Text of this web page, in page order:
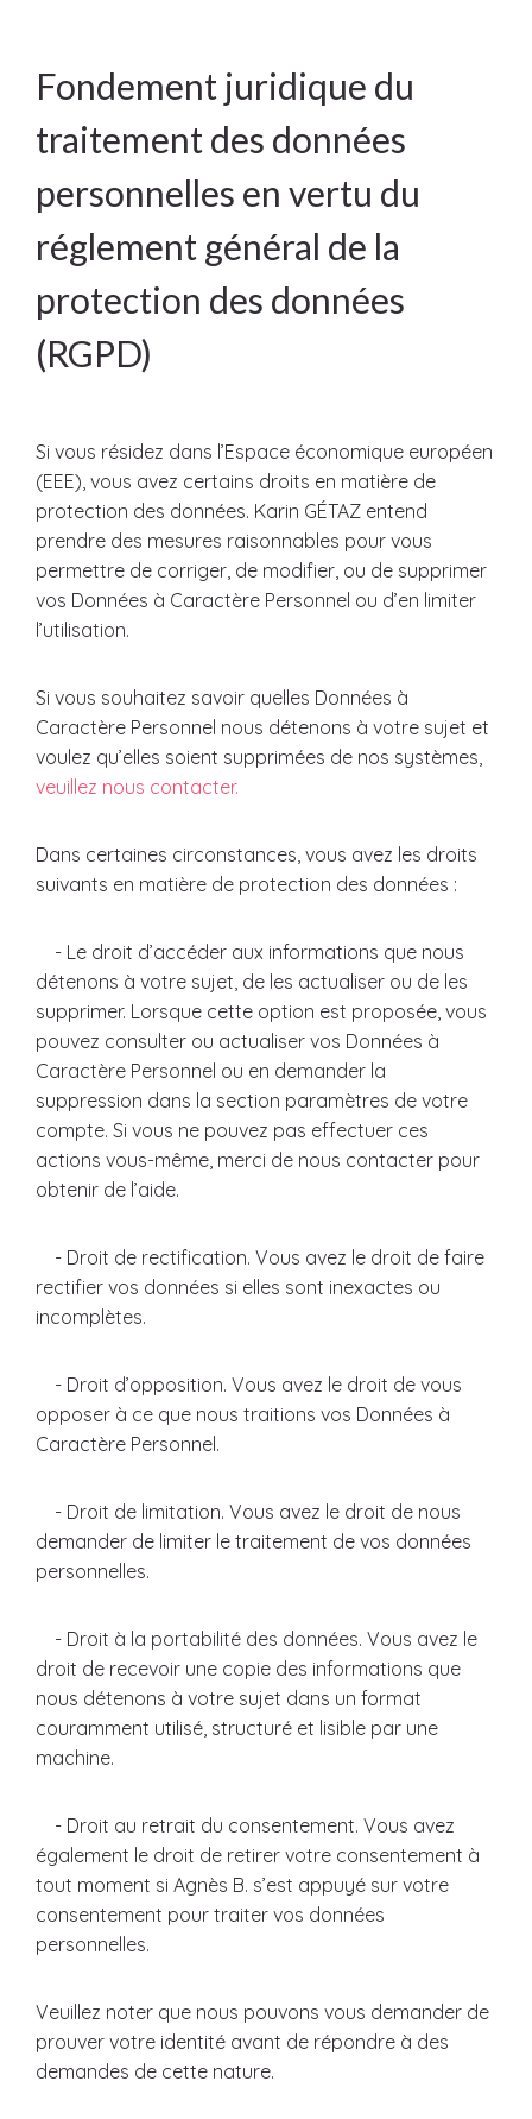
Fondement juridique du
traitement des données
personnelles en vertu du
réglement général de la
protection des données
(RGPD)
Si vous résidez dans l’Espace économique européen
(EEE), vous avez certains droits en matière de
protection des données. Karin GÉTAZ entend
prendre des mesures raisonnables pour vous
permettre de corriger, de modifier, ou de supprimer
vos Données à Caractère Personnel ou d’en limiter
l’utilisation.
Si vous souhaitez savoir quelles Données à
Caractère Personnel nous détenons à votre sujet et
voulez qu’elles soient supprimées de nos systèmes,
veuillez nous contacter.
Dans certaines circonstances, vous avez les droits
suivants en matière de protection des données :
- Le droit d’accéder aux informations que nous
détenons à votre sujet, de les actualiser ou de les
supprimer. Lorsque cette option est proposée, vous
pouvez consulter ou actualiser vos Données à
Caractère Personnel ou en demander la
suppression dans la section paramètres de votre
compte. Si vous ne pouvez pas effectuer ces
actions vous-même, merci de nous contacter pour
obtenir de l’aide.
- Droit de rectification. Vous avez le droit de faire
rectifier vos données si elles sont inexactes ou
incomplètes.
- Droit d’opposition. Vous avez le droit de vous
opposer à ce que nous traitions vos Données à
Caractère Personnel.
- Droit de limitation. Vous avez le droit de nous
demander de limiter le traitement de vos données
personnelles.
- Droit à la portabilité des données. Vous avez le
droit de recevoir une copie des informations que
nous détenons à votre sujet dans un format
couramment utilisé, structuré et lisible par une
machine.
- Droit au retrait du consentement. Vous avez
également le droit de retirer votre consentement à
tout moment si Agnès B. s’est appuyé sur votre
consentement pour traiter vos données
personnelles.
Veuillez noter que nous pouvons vous demander de
prouver votre identité avant de répondre à des
demandes de cette nature.